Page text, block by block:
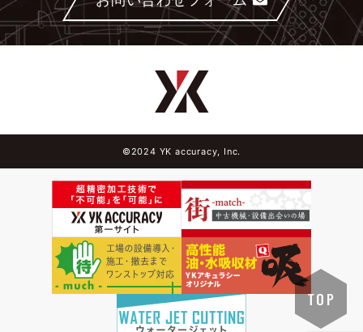
©2024 YK accuracy, Inc.